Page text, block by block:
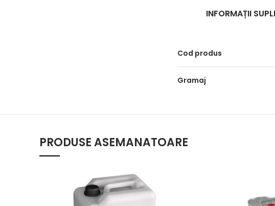
INFORMAȚII
Cod produs
Gramaj
PRODUSE ASEMANATOARE